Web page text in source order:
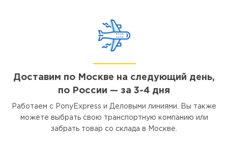
Доставим по Москве на следующий день,
по России — за 3-4 дня
Работаем с PonyExpress и Деловыми линиями. Вы также
можете выбрать свою транспортную компанию или
забрать товар со склада в Москве.